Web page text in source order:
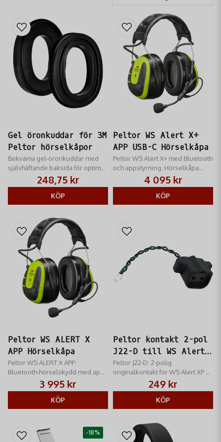
Gel öronkuddar för 3M
Peltor hörselkåpor
Bekväma gel-öronkuddar med
självhäftande baksida för optimal
passform och brusreducering.
248,75 kr
KÖP
Peltor WS Alert X+
APP USB-C Hörselkåpa
Peltor WS Alert X+ med Bluetooth
och appstyrning. Hörselkåpa
med medhörning och USB-C
laddning för arbete och skytte.
4 095 kr
KÖP
Peltor WS ALERT X
APP Hörselkåpa
Peltor WS ALERT X APP:
Bluetooth-hörselskydd med app-
styrning och bullerreducerande
mikrofon. Medhörning och
streaming i högsta kvalitet.
3 995 kr
KÖP
Peltor kontakt 2-pol
J22-D till WS Alert
XP & XPI
Peltor J22-D: 2-polig
originalkontakt för WS Alert XP &
XPI. Säkerställ stabil
kommunikation och förläng
livslängden på dina hörselskydd.
249 kr
KÖP
-18%